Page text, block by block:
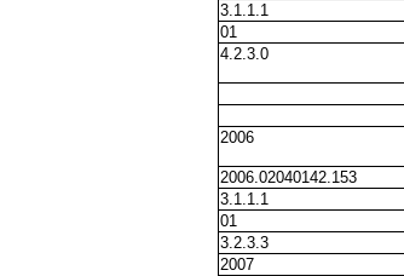
3.1.1.1
01
4.2.3.0
2006
2006.02040142.153
3.1.1.1
01
3.2.3.3
2007